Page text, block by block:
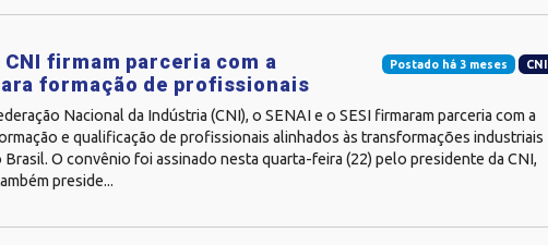
Postado há 3 meses CNI
CNI firmam parceria com a
formação de profissionais
Nacional da Indústria (CNI), o SENAI e o SESI firmaram parceria com a
e qualificação de profissionais alinhados às transformações industriais
Brasil. O convênio foi assinado nesta quarta-feira (22) pelo presidente da CNI,
preside...